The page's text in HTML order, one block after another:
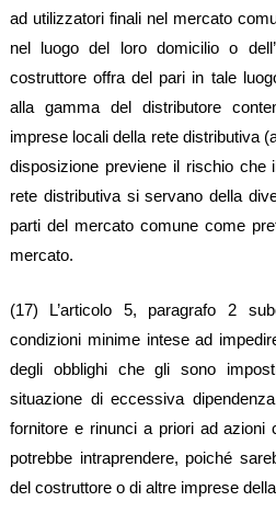
ad utilizzatori finali nel mercato
nel luogo del loro domicilio o
costruttore offra del pari in tale
alla gamma del distributore
imprese locali della rete distributiva
disposizione previene il rischio che
rete distributiva si servano della
parti del mercato comune come
mercato.
(17) L’articolo 5, paragrafo 2
condizioni minime intese ad
degli obblighi che gli sono
situazione di eccessiva
fornitore e rinunci a priori ad azioni
potrebbe intraprendere, poiché
del costruttore o di altre imprese